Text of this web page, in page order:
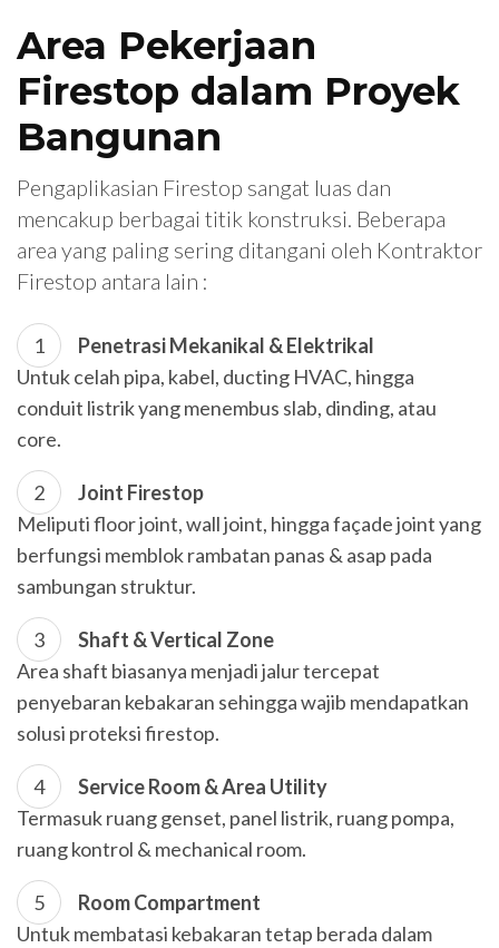
Area Pekerjaan
Firestop dalam Proyek
Bangunan
Pengaplikasian Firestop sangat luas dan
mencakup berbagai titik konstruksi. Beberapa
area yang paling sering ditangani oleh Kontraktor
Firestop antara lain :
Penetrasi Mekanikal & Elektrikal
Untuk celah pipa, kabel, ducting HVAC, hingga
conduit listrik yang menembus slab, dinding, atau
core.
Joint Firestop
Meliputi floor joint, wall joint, hingga façade joint yang
berfungsi memblok rambatan panas & asap pada
sambungan struktur.
Shaft & Vertical Zone
Area shaft biasanya menjadi jalur tercepat
penyebaran kebakaran sehingga wajib mendapatkan
solusi proteksi firestop.
Service Room & Area Utility
Termasuk ruang genset, panel listrik, ruang pompa,
ruang kontrol & mechanical room.
Room Compartment
Untuk membatasi kebakaran tetap berada dalam